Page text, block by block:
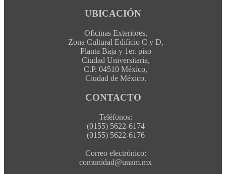
UBICACIÓN
Oficinas Exteriores,
Zona Cultural Edificio C y D,
Planta Baja y 1er. piso
Ciudad Universitaria,
C.P. 04510 México,
Ciudad de México.
CONTACTO
Teléfonos:
(0155) 5622-6174
(0155) 5622-6176
Correo electrónico:
comunidad@unam.mx